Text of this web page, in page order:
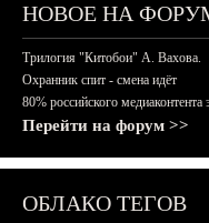
НОВОЕ НА
Трилогия "Китобои" А. Вахова.
Охранник спит - смена идёт
80% российского медиаконтента
Перейти на форум >>
ОБЛАКО ТЕГОВ